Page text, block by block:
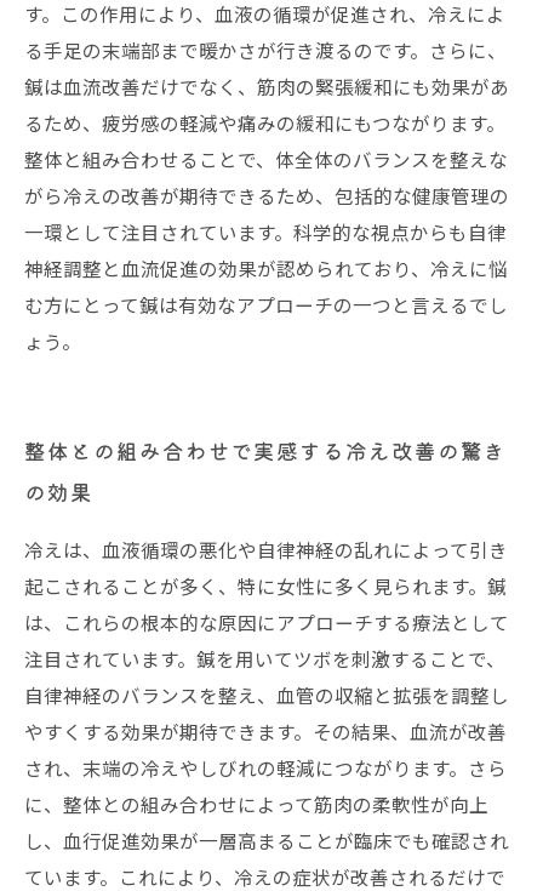
す。この作用により、血液の循環が促進され、冷えによ
る手足の末端部まで暖かさが行き渡るのです。さらに、
鍼は血流改善だけでなく、筋肉の緊張緩和にも効果があ
るため、疲労感の軽減や痛みの緩和にもつながります。
整体と組み合わせることで、体全体のバランスを整えな
がら冷えの改善が期待できるため、包括的な健康管理の
一環として注目されています。科学的な視点からも自律
神経調整と血流促進の効果が認められており、冷えに悩
む方にとって鍼は有効なアプローチの一つと言えるでし
ょう。
整体との組み合わせで実感する冷え改善の驚き
の効果
冷えは、血液循環の悪化や自律神経の乱れによって引き
起こされることが多く、特に女性に多く見られます。鍼
は、これらの根本的な原因にアプローチする療法として
注目されています。鍼を用いてツボを刺激することで、
自律神経のバランスを整え、血管の収縮と拡張を調整し
やすくする効果が期待できます。その結果、血流が改善
され、末端の冷えやしびれの軽減につながります。さら
に、整体との組み合わせによって筋肉の柔軟性が向上
し、血行促進効果が一層高まることが臨床でも確認され
ています。これにより、冷えの症状が改善されるだけで